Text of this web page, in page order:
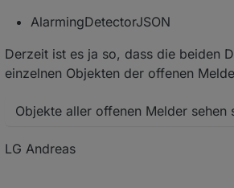
AlarmingDetectorJSON
Derzeit ist es ja so, dass die beiden
einzelnen Objekten der offenen
Objekte aller offenen Melder sehen
LG Andreas